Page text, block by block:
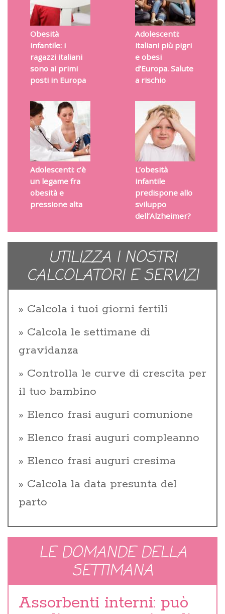
Obesità
infantile: i
ragazzi italiani
sono ai primi
posti in Europa
Adolescenti:
italiani più pigri
e obesi
d’Europa. Salute
a rischio
Adolescenti: c’è
un legame fra
obesità e
pressione alta
L’obesità
infantile
predispone allo
sviluppo
dell’Alzheimer?
UTILIZZA I NOSTRI
CALCOLATORI E SERVIZI
Calcola i tuoi giorni fertili
Calcola le settimane di
gravidanza
Controlla le curve di crescita per
il tuo bambino
Elenco frasi auguri comunione
Elenco frasi auguri compleanno
Elenco frasi auguri cresima
Calcola la data presunta del
parto
LE DOMANDE DELLA
SETTIMANA
Assorbenti interni: può